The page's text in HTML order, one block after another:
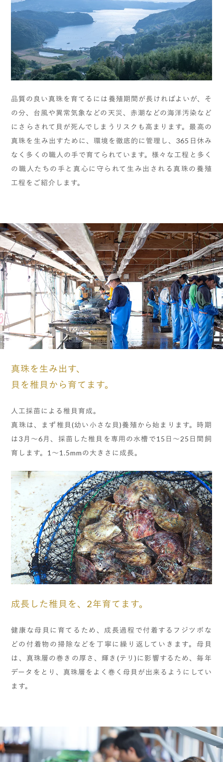
品質の良い真珠を育てるには養殖期間が長ければよいが、そ
の分、台風や異常気象などの天災、赤潮などの海洋汚染など
にさらされて貝が死んでしまうリスクも高まります。最高の
真珠を生み出すために、環境を徹底的に管理し、365日休み
なく多くの職人の手で育てられています。様々な工程と多く
の職人たちの手と真心に守られて生み出される真珠の養殖
工程をご紹介します。
真珠を生み出す、
貝を稚貝から育てます。
人工採苗による稚貝育成。
真珠は、まず稚貝(幼い小さな貝)養殖から始まります。時期
は3月～6月、採苗した稚貝を専用の水槽で15日～25日間飼
育します。1～1.5mmの大きさに成長。
成長した稚貝を、2年育てます。
健康な母貝に育てるため、成長過程で付着するフジツボな
どの付着物の掃除などを丁寧に繰り返していきます。母貝
は、真珠層の巻きの厚さ、輝き(テリ)に影響するため、毎年
データをとり、真珠層をよく巻く母貝が出来るようにしてい
ます。